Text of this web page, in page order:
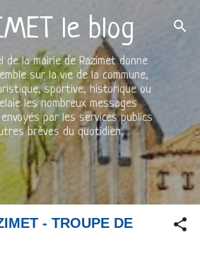
au contenu principal
le blog
la mairie de Razimet donne
sur la vie de la commune,
sportive, historique ou
les nombreux messages
par les services publics
brèves du quotidien.
- TROUPE DE